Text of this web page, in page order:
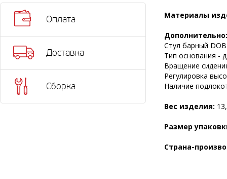
Оплата
Доставка
Сборка
Материалы
Дополнительно:
Стул барный
Тип основания -
Вращение
Регулировка
Наличие
Вес изделия:
Размер
Страна-